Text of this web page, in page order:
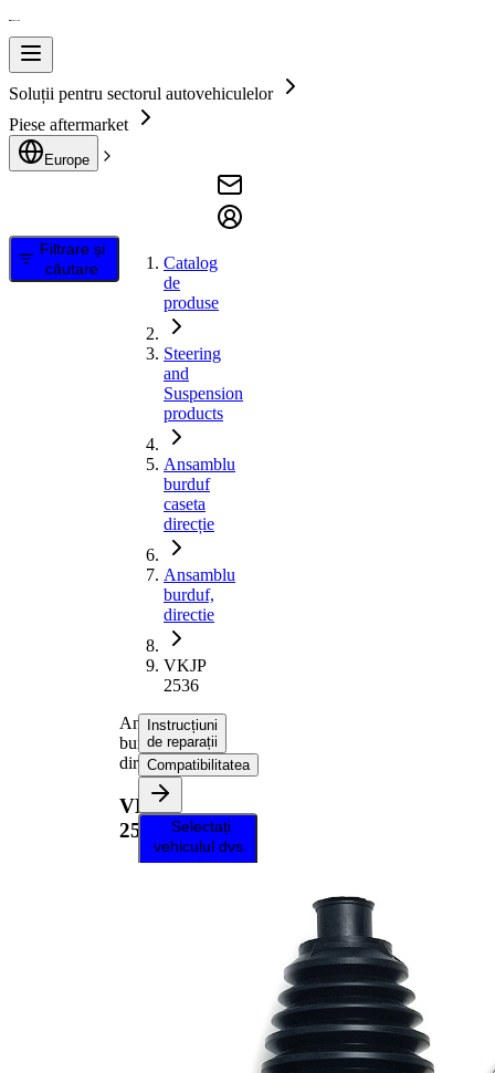
Soluții pentru sectorul autovehiculelor
Piese aftermarket
Europe
Filtrare și
căutare
Catalog
de
produse
Steering
and
Suspension
products
Ansamblu
burduf
caseta
direcție
Ansamblu
burduf,
directie
VKJP
2536
Ansamblu
burduf,
directie
VKJP
2536
Instrucțiuni
de reparații
Compatibilitatea
Selectați
vehiculul dvs.
pentru a